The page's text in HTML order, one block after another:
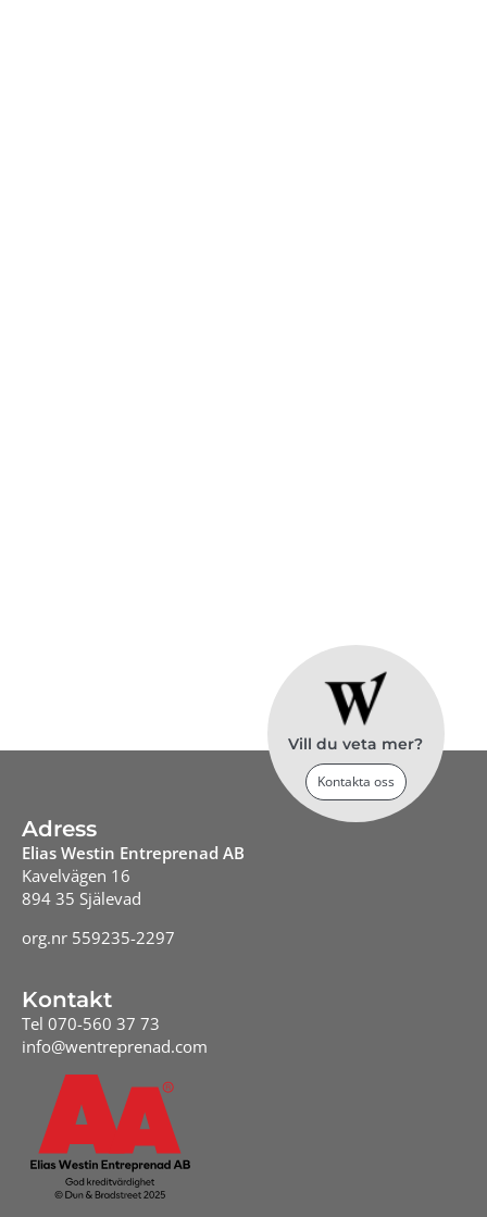
Vill du veta mer?
Kontakta oss
Adress
Elias Westin Entreprenad AB
Kavelvägen 16
894 35 Själevad
org.nr 559235-2297
Kontakt
Tel 070-560 37 73
info@wentreprenad.com